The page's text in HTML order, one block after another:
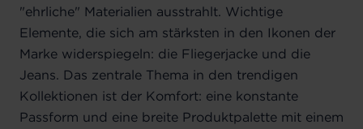
"ehrliche" Materialien ausstrahlt. Wichtige
Elemente, die sich am stärksten in den Ikonen der
Marke widerspiegeln: die Fliegerjacke und die
Jeans. Das zentrale Thema in den trendigen
Kollektionen ist der Komfort: eine konstante
Passform und eine breite Produktpalette mit einem